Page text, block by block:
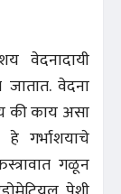
वेदनादायी
वेदना
की काय असा
हे गर्भाशयाचे
गळून